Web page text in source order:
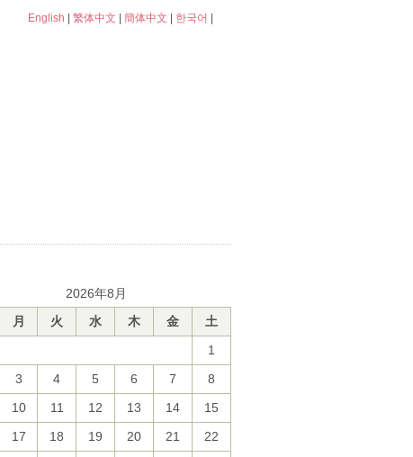
English 繁体中文 簡体中文 한국어
2026年8月
月 火 水 木 金
土
1
3 4 5 6 7
8
10 11 12 13 14
15
17 18 19 20 21
22